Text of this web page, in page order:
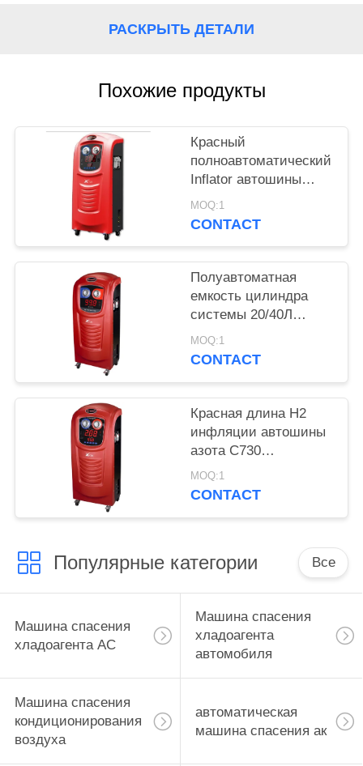
РАСКРЫТЬ ДЕТАЛИ
Похожие продукты
Красный
полноавтоматический
Inflator автошины
азота для
автомобилей и мини
MOQ:1
CONTACT
Полуавтоматная
емкость цилиндра
системы 20/40Л
вакуума оружия
инфляции Инфлатор
MOQ:1
CONTACT
Красная длина Н2
инфляции автошины
азота С730
воздушного фильтра
качества 10М 65КГС
MOQ:1
CONTACT
Популярные категории Все
Машина спасения
хладоагента AC
Машина спасения
хладоагента
автомобиля
Машина спасения
кондиционирования
воздуха
автоматическая
машина спасения ак